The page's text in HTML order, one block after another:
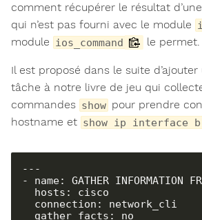
comment récupérer le résultat
qui n’est pas fourni avec le module
module
ios_command le permet.
Il est proposé dans le suite d’ajouter
tâche à notre livre de jeu qui
commandes show pour prendre
hostname et show ip interface
---
- name: GATHER INFORMATION